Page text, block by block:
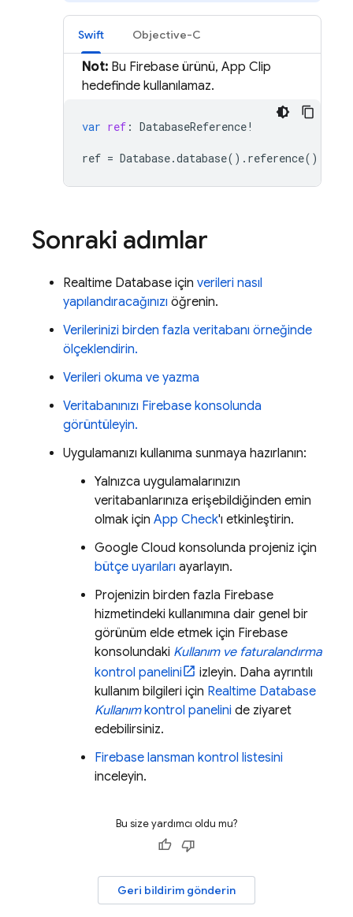
Swift Objective-C
Not: Bu Firebase ürünü, App Clip
hedefinde kullanılamaz.
var ref : DatabaseReference!
ref = Database.database(). reference()
Sonraki adımlar
Realtime Database için verileri nasıl
yapılandıracağınızı öğrenin.
Verilerinizi birden fazla veritabanı örneğinde
ölçeklendirin.
Verileri okuma ve yazma
Veritabanınızı Firebase konsolunda
görüntüleyin.
Uygulamanızı kullanıma sunmaya hazırlanın:
Yalnızca uygulamalarınızın
veritabanlarınıza erişebildiğinden emin
olmak için App Check'ı etkinleştirin.
Google Cloud konsolunda projeniz için
bütçe uyarıları ayarlayın.
Projenizin birden fazla Firebase
hizmetindeki kullanımına dair genel bir
görünüm elde etmek için Firebase
konsolundaki Kullanım ve faturalandırma
kontrol panelini
izleyin. Daha ayrıntılı
kullanım bilgileri için Realtime Database
Kullanımkontrol panelini de ziyaret
edebilirsiniz.
Firebase lansman kontrol listesini
inceleyin.
Bu size yardımcı oldu mu?
Geri bildirim gönderin